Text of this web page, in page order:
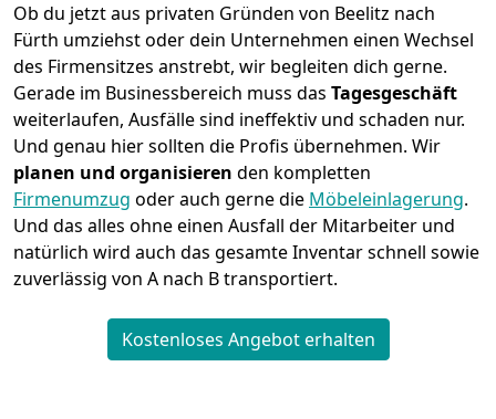
Ob du jetzt aus privaten Gründen von Beelitz nach
Fürth umziehst oder dein Unternehmen einen Wechsel
des Firmensitzes anstrebt, wir begleiten dich gerne.
Gerade im Businessbereich muss das Tagesgeschäft
weiterlaufen, Ausfälle sind ineffektiv und schaden nur.
Und genau hier sollten die Profis übernehmen. Wir
planen und organisieren den kompletten
Firmenumzug oder auch gerne die Möbeleinlagerung.
Und das alles ohne einen Ausfall der Mitarbeiter und
natürlich wird auch das gesamte Inventar schnell sowie
zuverlässig von A nach B transportiert.
Kostenloses Angebot erhalten